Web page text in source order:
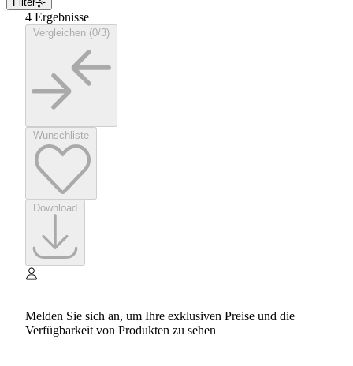
4 Ergebnisse
Melden Sie sich an, um Ihre exklusiven Preise und die
Verfügbarkeit von Produkten zu sehen